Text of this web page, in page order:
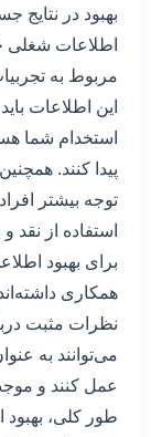
بهبود در نتایج
اطلاعات شغلی
مربوط به
این اطلاعات
استخدام شما
پیدا کنند.
توجه بیشتر
استفاده از
برای بهبود
همکاری
نظرات مثبت
می‌توانند به
عمل کنند و
طور کلی،